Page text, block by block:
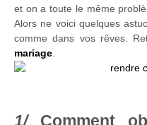
et on a toute le même
Alors ne voici quelques
comme dans vos rêves.
mariage
Comment